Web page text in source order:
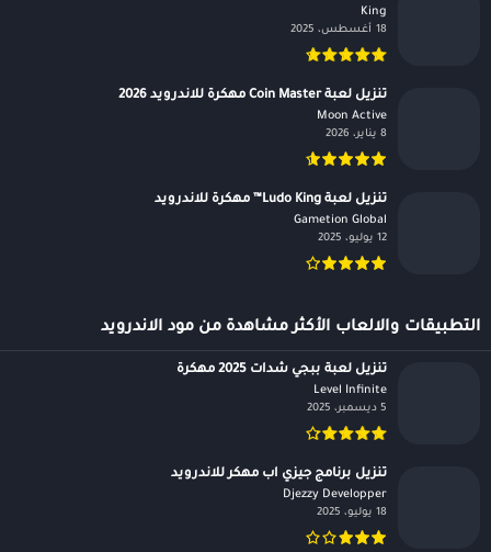
King‏
18 أغسطس، 2025
تنزيل لعبة Coin Master مهكرة للاندرويد 2026
Moon Active‏
8 يناير، 2026
تنزيل لعبة Ludo King™ مهكرة للاندرويد
Gametion Global‏
12 يوليو، 2025
التطبيقات والالعاب الأكثر مشاهدة من مود الاندرويد
تنزيل لعبة ببجي شدات 2025 مهكرة
Level Infinite‏
5 ديسمبر، 2025
تنزيل برنامج جيزي اب مهكر للاندرويد
Djezzy Developper‏
18 يوليو، 2025